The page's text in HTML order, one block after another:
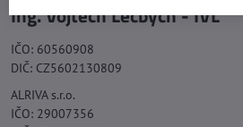
Ing. Vojtěch Lečbych - IVL
IČO: 60560908
DIČ: CZ5602130809
ALRIVA s.r.o.
IČO: 29007356